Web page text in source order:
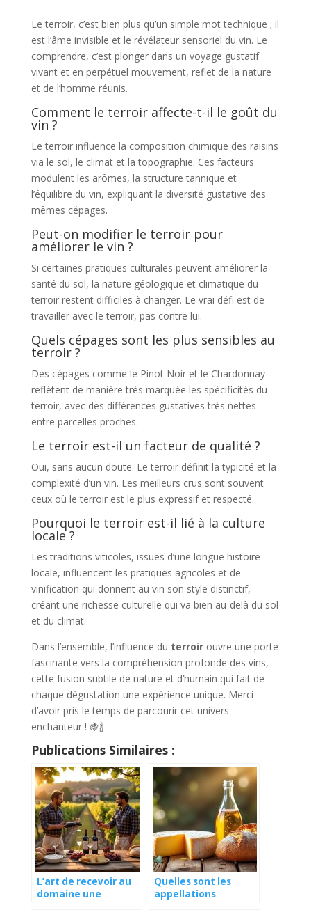
Le terroir, c’est bien plus qu’un simple mot technique ; il
est l’âme invisible et le révélateur sensoriel du vin. Le
comprendre, c’est plonger dans un voyage gustatif
vivant et en perpétuel mouvement, reflet de la nature
et de l’homme réunis.
Comment le terroir affecte-t-il le goût du
vin ?
Le terroir influence la composition chimique des raisins
via le sol, le climat et la topographie. Ces facteurs
modulent les arômes, la structure tannique et
l’équilibre du vin, expliquant la diversité gustative des
mêmes cépages.
Peut-on modifier le terroir pour
améliorer le vin ?
Si certaines pratiques culturales peuvent améliorer la
santé du sol, la nature géologique et climatique du
terroir restent difficiles à changer. Le vrai défi est de
travailler avec le terroir, pas contre lui.
Quels cépages sont les plus sensibles au
terroir ?
Des cépages comme le Pinot Noir et le Chardonnay
reflètent de manière très marquée les spécificités du
terroir, avec des différences gustatives très nettes
entre parcelles proches.
Le terroir est-il un facteur de qualité ?
Oui, sans aucun doute. Le terroir définit la typicité et la
complexité d’un vin. Les meilleurs crus sont souvent
ceux où le terroir est le plus expressif et respecté.
Pourquoi le terroir est-il lié à la culture
locale ?
Les traditions viticoles, issues d’une longue histoire
locale, influencent les pratiques agricoles et de
vinification qui donnent au vin son style distinctif,
créant une richesse culturelle qui va bien au-delà du sol
et du climat.
Dans l’ensemble, l’influence du terroirouvre une porte
fascinante vers la compréhension profonde des vins,
cette fusion subtile de nature et d’humain qui fait de
chaque dégustation une expérience unique. Merci
d’avoir pris le temps de parcourir cet univers
enchanteur ! 🍇🍾
Publications Similaires :
L’art de recevoir au
domaine une
Quelles sont les
appellations